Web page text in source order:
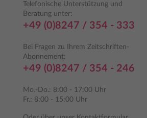
Telefonische Unterstützung und
Beratung unter:
+49 (0)8247 / 354 - 333
Bei Fragen zu Ihrem Zeitschriften-
Abonnement:
+49 (0)8247 / 354 - 246
Mo.-Do.: 8:00 - 17:00 Uhr
Fr.: 8:00 - 15:00 Uhr